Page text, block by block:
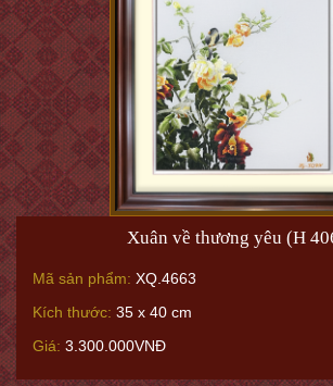
Xuân về thương yêu (H
Mã sản phẩm: XQ.4663
Kích thước: 35 x 40 cm
Giá: 3.300.000VNĐ